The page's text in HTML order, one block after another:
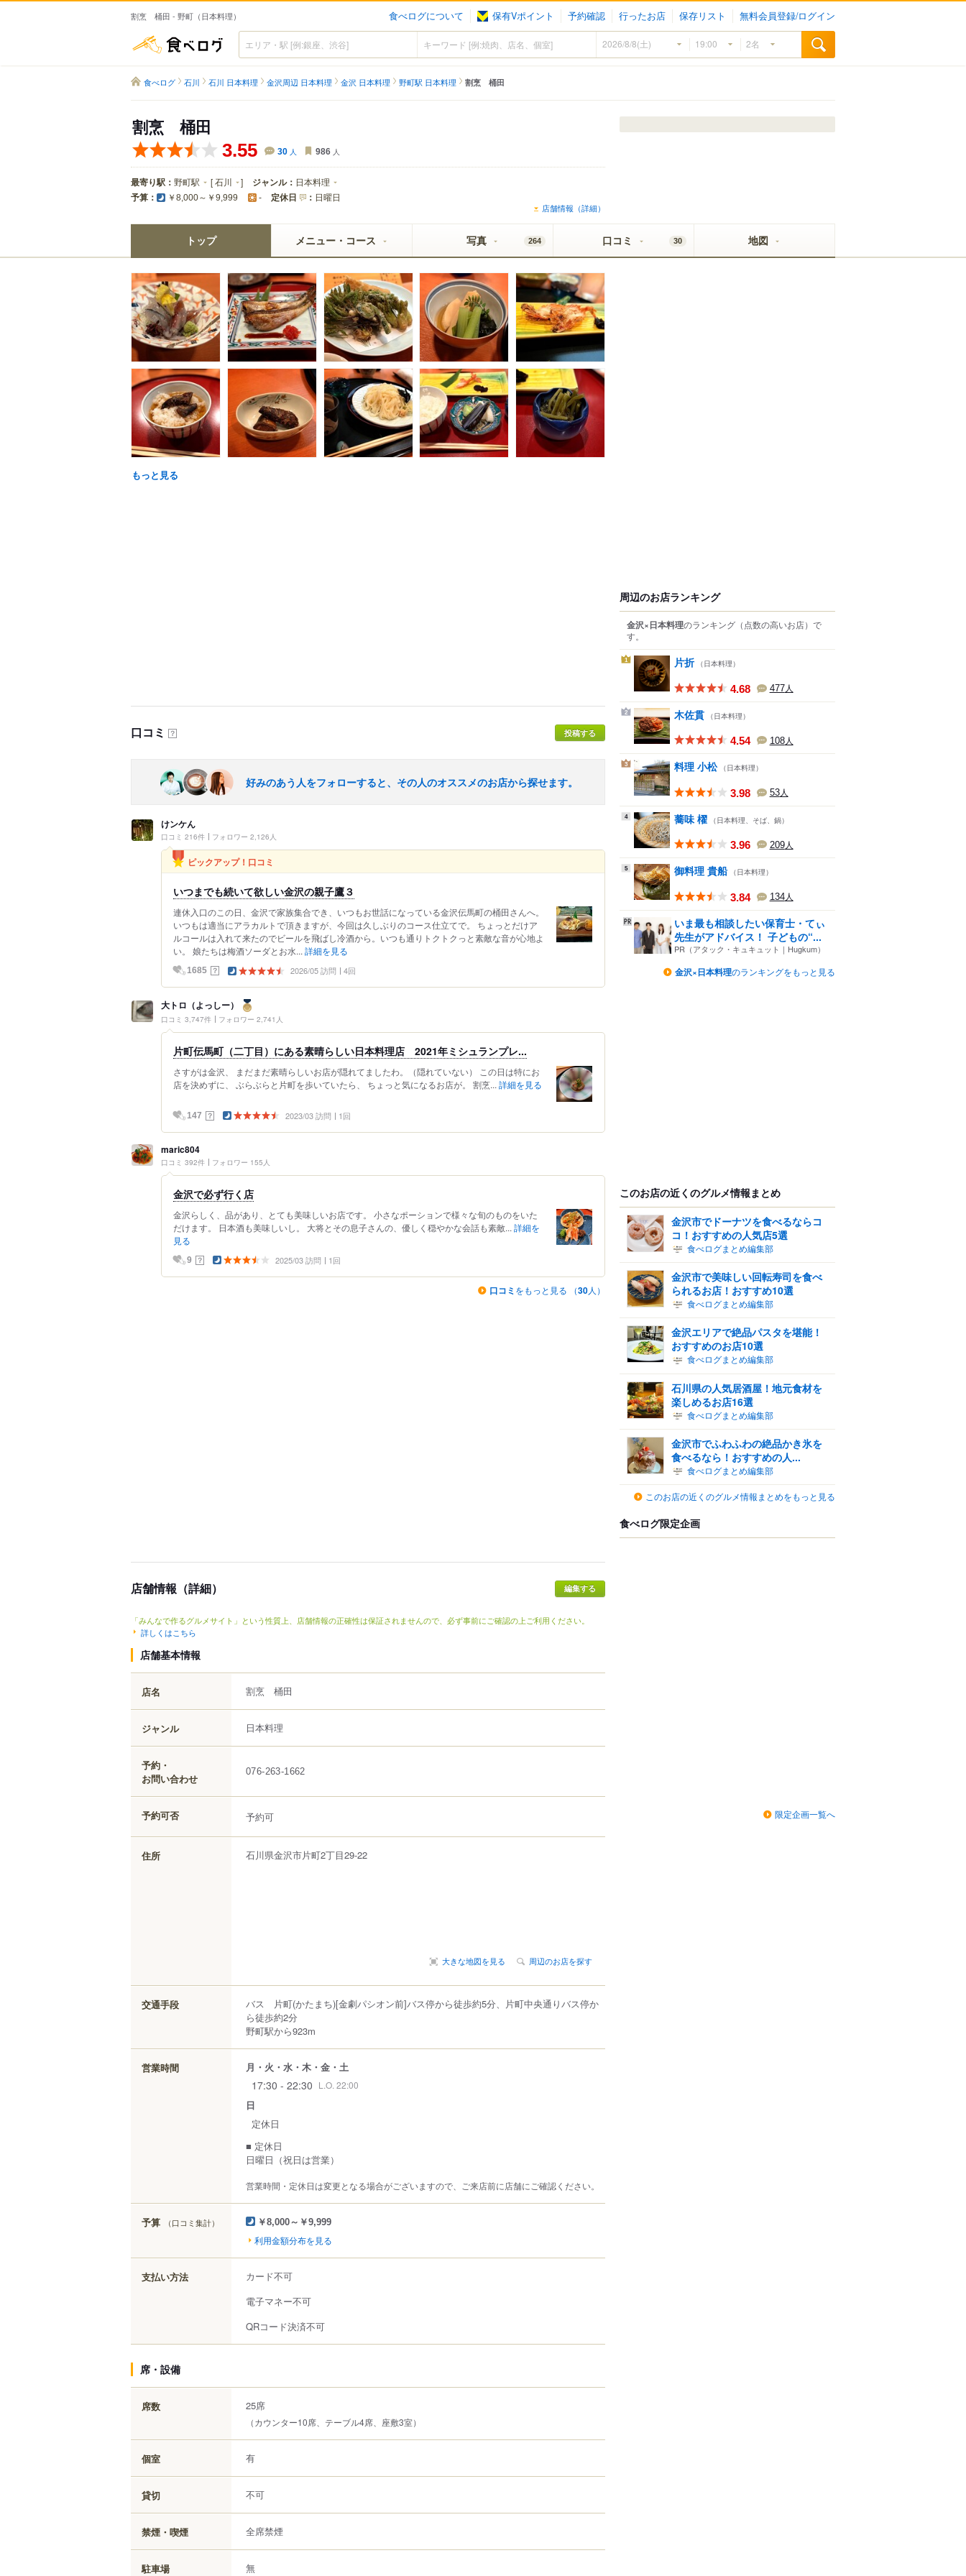
割烹 桶田 - 野町（日本料理） 食べログについて 保有Vポイント 予約確認 行ったお店 保存リスト 無料会員登録/ログイン
食べログ
食べログ 石川 石川 日本料理 金沢周辺 日本料理 金沢 日本料理 野町駅 日本料理 割烹 桶田
割烹 桶田
3.55 30 人 986 人
最寄り駅： 野町駅 [石川 ] ジャンル： 日本料理
予算： ￥8,000～￥9,999 - 定休日 ： 日曜日
店舗情報（詳細）
トップ メニュー・コース 写真 264 口コミ 30 地図
もっと見る
口コミ ？ 投稿する
好みのあう人をフォローすると、その人のオススメのお店から探せます。
けンケん
口コミ 216件 フォロワー 2,126人
ピックアップ！口コミ
いつまでも続いて欲しい金沢の親子鷹３
連休入口のこの日、金沢で家族集合でき、いつもお世話になっている金沢伝馬町の桶田さんへ。
いつもは適当にアラカルトで頂きますが、今回は久しぶりのコース仕立てで。 ちょっとだけア
ルコールは入れて来たのでビールを飛ばし冷酒から。いつも通りトクトクっと素敵な音が心地よ
い。 娘たちは梅酒ソーダとお水... 詳細を見る
1685 ？ 2026/05 訪問 4回
大トロ（よっしー）
口コミ 3,747件 フォロワー 2,741人
片町伝馬町（二丁目）にある素晴らしい日本料理店 2021年ミシュランプレ...
さすがは金沢、 まだまだ素晴らしいお店が隠れてましたわ。（隠れていない） この日は特にお
店を決めずに、 ぶらぶらと片町を歩いていたら、 ちょっと気になるお店が。 割烹... 詳細を見る
147 ？ 2023/03 訪問 1回
maric804
口コミ 392件 フォロワー 155人
金沢で必ず行く店
金沢らしく、品があり、とても美味しいお店です。 小さなポーションで様々な旬のものをいた
だけます。 日本酒も美味しいし。 大将とその息子さんの、優しく穏やかな会話も素敵... 詳細を
見る
9 ？ 2025/03 訪問 1回
口コミ をもっと見る （30人）
店舗情報（詳細）
「みんなで作るグルメサイト」という性質上、店舗情報の正確性は保証されませんので、必ず事前にご確認の上ご利用ください。
詳しくはこちら
店舗基本情報
店名 割烹 桶田
ジャンル 日本料理
予約・
お問い合わせ
076-263-1662
予約可否 予約可
住所 石川県金沢市片町2丁目29-22
大きな地図を見る 周辺のお店を探す
交通手段
バス 片町(かたまち)[金劇パシオン前]バス停から徒歩約5分、片町中央通りバス停か
ら徒歩約2分
野町駅から923m
営業時間 月・火・水・木・金・土
17:30 - 22:30 L.O. 22:00
日
定休日
■ 定休日
日曜日（祝日は営業）
営業時間・定休日は変更となる場合がございますので、ご来店前に店舗にご確認ください。
予算 （口コミ集計） ￥8,000～￥9,999
利用金額分布を見る
支払い方法
カード不可
電子マネー不可
QRコード決済不可
席・設備
席数 25席
（カウンター10席、テーブル4席、座敷3室）
個室 有
貸切 不可
禁煙・喫煙 全席禁煙
駐車場 無
周辺のお店ランキング
金沢×日本料理のランキング （点数の高いお店） で
す。
1 片折 （日本料理）
4.68 477人
2 木佐貫 （日本料理）
4.54 108人
3 料理 小松 （日本料理）
3.98 53人
4 蕎味 櫂 （日本料理、そば、鍋）
3.96 209人
5 御料理 貴船 （日本料理）
3.84 134人
いま最も相談したい保育士・てぃ
先生がアドバイス！ 子どもの“...
PR（アタック・キュキュット｜Hugkum）
金沢×日本料理のランキングをもっと見る
このお店の近くのグルメ情報まとめ
金沢市でドーナツを食べるならコ
コ！おすすめの人気店5選
食べログまとめ編集部
金沢市で美味しい回転寿司を食べ
られるお店！おすすめ10選
食べログまとめ編集部
金沢エリアで絶品パスタを堪能！
おすすめのお店10選
食べログまとめ編集部
石川県の人気居酒屋！地元食材を
楽しめるお店16選
食べログまとめ編集部
金沢市でふわふわの絶品かき氷を
食べるなら！おすすめの人...
食べログまとめ編集部
このお店の近くのグルメ情報まとめをもっと見る
食べログ限定企画
限定企画一覧へ